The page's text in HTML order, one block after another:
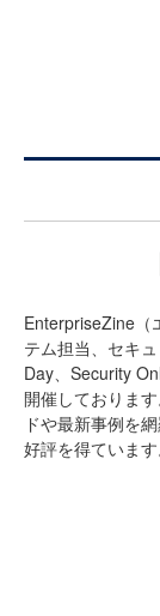
EnterpriseZine（
テム担当、セキ
Day、Security
開催しておりま
ドや最新事例を
好評を得ています